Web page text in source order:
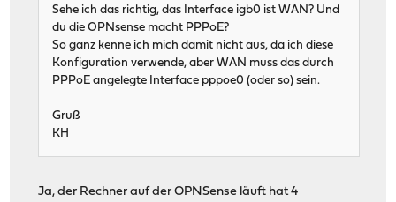
Sehe ich das richtig, das Interface igb0 ist WAN? Und
du die OPNsense macht PPPoE?
So ganz kenne ich mich damit nicht aus, da ich diese
Konfiguration verwende, aber WAN muss das durch
PPPoE angelegte Interface pppoe0 (oder so) sein.
Gruß
KH
Ja, der Rechner auf der OPNSense läuft hat 4